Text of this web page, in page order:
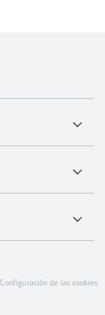
Configuración de las cookies